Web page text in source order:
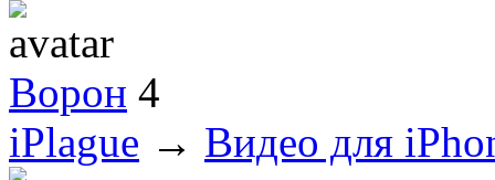
Ворон 4
iPlague → Видео для